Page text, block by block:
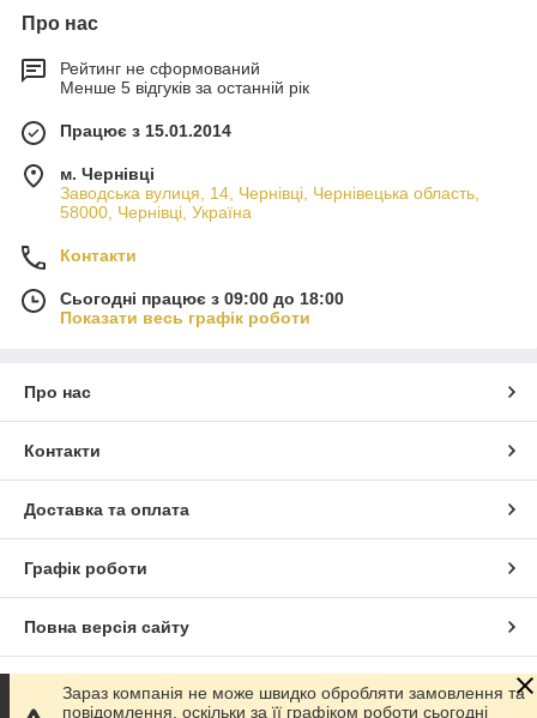
Про нас
Рейтинг не сформований
Менше 5 відгуків за останній рік
Працює з 15.01.2014
м. Чернівці
Заводська вулиця, 14, Чернівці, Чернівецька область,
58000, Чернівці, Україна
Контакти
Сьогодні працює з 09:00 до 18:00
Показати весь графік роботи
Про нас
Контакти
Доставка та оплата
Графік роботи
Повна версія сайту
Сайт створено на маркетплейсіProm.ua
Зараз компанія не може швидко обробляти замовлення та
повідомлення, оскільки за її графіком роботи сьогодні